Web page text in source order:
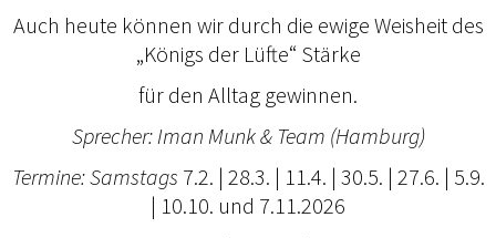
Auch heute können wir durch die ewige Weisheit des
„Königs der Lüfte“ Stärke
für den Alltag gewinnen.
Sprecher: Iman Munk & Team (Hamburg)
Termine: Samstags 7.2. | 28.3. | 11.4. | 30.5. | 27.6. | 5.9.
| 10.10. und 7.11.2026